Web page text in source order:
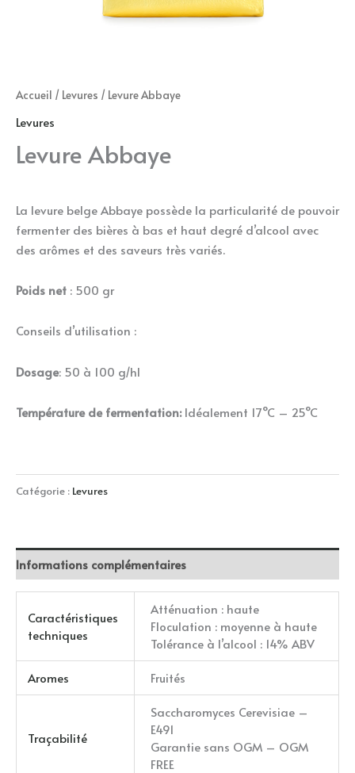
Accueil / Levures / Levure Abbaye
Levures
Levure Abbaye
La levure belge Abbaye possède la particularité de pouvoir
fermenter des bières à bas et haut degré d’alcool avec
des arômes et des saveurs très variés.
Poids net : 500 gr
Conseils d’utilisation :
Dosage: 50 à 100 g/hl
Température de fermentation:Idéalement 17°C – 25°C
Catégorie : Levures
Informations complémentaires
Caractéristiques
techniques
Atténuation : haute
Floculation : moyenne à haute
Tolérance à l’alcool : 14% ABV
Aromes Fruités
Traçabilité
Saccharomyces Cerevisiae –
E491
Garantie sans OGM – OGM
FREE